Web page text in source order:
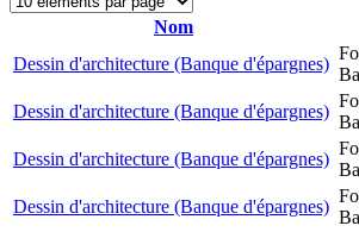
Nom
Dessin d'architecture (Banque d'épargnes)
Dessin d'architecture (Banque d'épargnes)
Dessin d'architecture (Banque d'épargnes)
Dessin d'architecture (Banque d'épargnes)